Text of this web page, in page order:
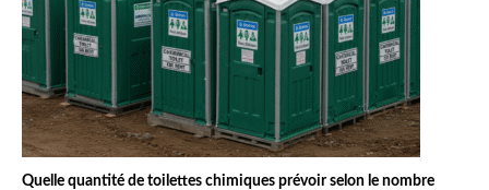
Quelle quantité de toilettes chimiques prévoir selon le nombre